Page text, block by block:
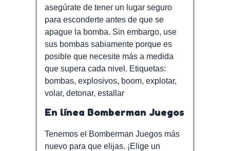
asegúrate de tener un lugar seguro
para esconderte antes de que se
apague la bomba. Sin embargo, use
sus bombas sabiamente porque es
posible que necesite más a medida
que supera cada nivel. Etiquetas:
bombas, explosivos, boom, explotar,
volar, detonar, estallar
En línea Bomberman Juegos
Tenemos el Bomberman Juegos más
nuevo para que elijas. ¡Elige un